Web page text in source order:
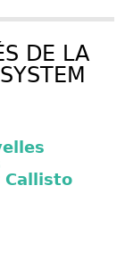
DE LA